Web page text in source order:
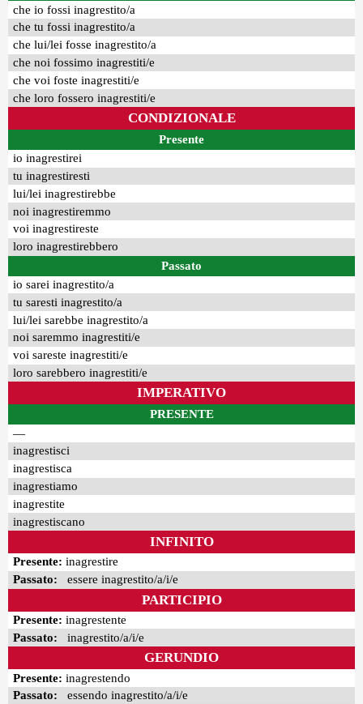
che io fossi inagrestito/a
che tu fossi inagrestito/a
che lui/lei fosse inagrestito/a
che noi fossimo inagrestiti/e
che voi foste inagrestiti/e
che loro fossero inagrestiti/e
CONDIZIONALE
Presente
io inagrestirei
tu inagrestiresti
lui/lei inagrestirebbe
noi inagrestiremmo
voi inagrestireste
loro inagrestirebbero
Passato
io sarei inagrestito/a
tu saresti inagrestito/a
lui/lei sarebbe inagrestito/a
noi saremmo inagrestiti/e
voi sareste inagrestiti/e
loro sarebbero inagrestiti/e
IMPERATIVO
PRESENTE
—
inagrestisci
inagrestisca
inagrestiamo
inagrestite
inagrestiscano
INFINITO
Presente: inagrestire
Passato: essere inagrestito/a/i/e
PARTICIPIO
Presente: inagrestente
Passato: inagrestito/a/i/e
GERUNDIO
Presente: inagrestendo
Passato: essendo inagrestito/a/i/e